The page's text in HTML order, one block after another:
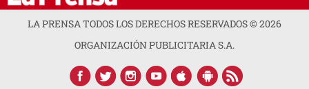
LA PRENSA TODOS LOS DERECHOS RESERVADOS ©2026
ORGANIZACIÓN PUBLICITARIA S.A.